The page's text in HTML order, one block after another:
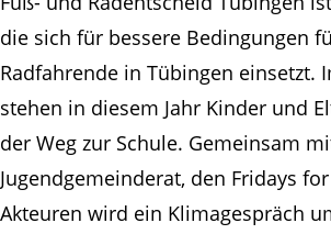
die sich für bessere Bedingungen
Radfahrende in Tübingen einsetzt.
stehen in diesem Jahr Kinder und
der Weg zur Schule. Gemeinsam
Jugendgemeinderat, den Fridays
Akteuren wird ein Klimagespräch